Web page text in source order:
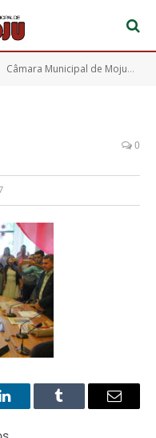
​Câmara Municipal de Moju realiza Sessão Especial para homenagear as Mães Mojuenses
0
O
LinkedIn
Tumblr
E-